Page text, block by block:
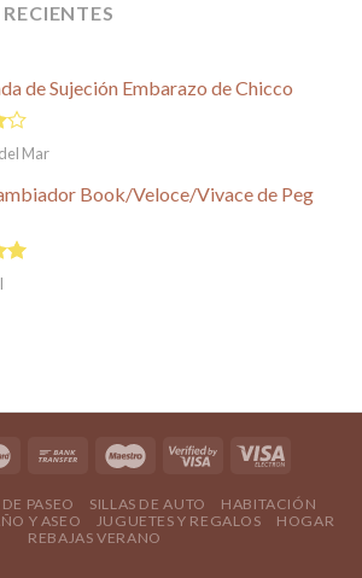
de Sujeción Embarazo de Chicco
Mar
Book/Veloce/Vivace de Peg
PASEO SILLAS DE AUTO
HABITACIÓN
Y ASEO JUGUETES Y REGALOS
HOGAR
REBAJAS VERANO